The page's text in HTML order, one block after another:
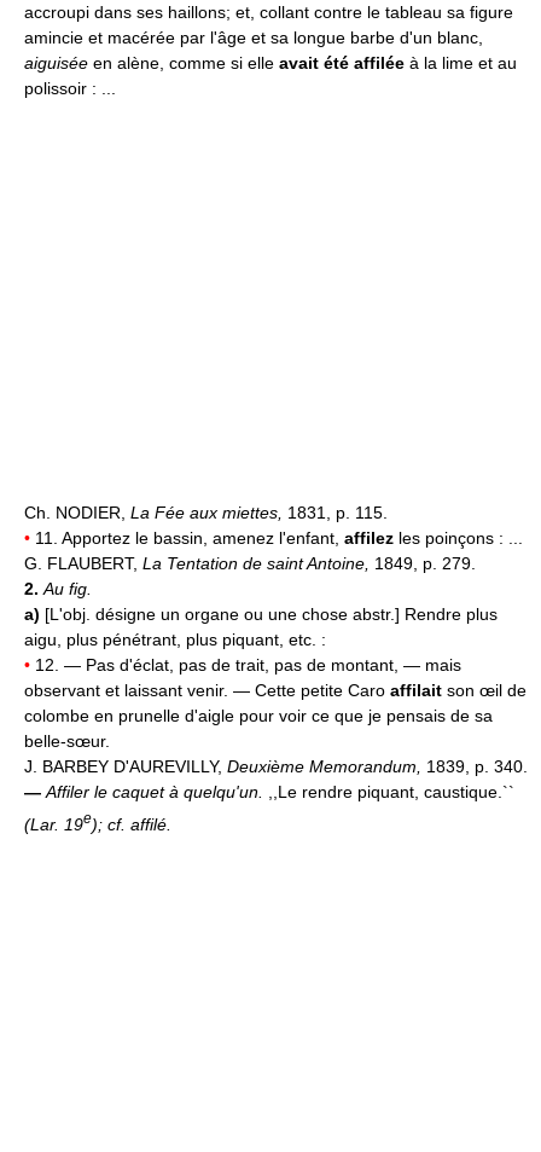
accroupi dans ses haillons; et, collant contre le tableau sa figure
amincie et macérée par l'âge et sa longue barbe d'un blanc,
aiguisée en alène, comme si elle avait été affilée à la lime et au
polissoir : ...
Ch. NODIER, La Fée aux miettes, 1831, p. 115.
• 11. Apportez le bassin, amenez l'enfant, affilez les poinçons : ...
G. FLAUBERT, La Tentation de saint Antoine, 1849, p. 279.
2. Au fig.
a) [L'obj. désigne un organe ou une chose abstr.] Rendre plus
aigu, plus pénétrant, plus piquant, etc. :
• 12. — Pas d'éclat, pas de trait, pas de montant, — mais
observant et laissant venir. — Cette petite Caro affilait son œil de
colombe en prunelle d'aigle pour voir ce que je pensais de sa
belle-sœur.
J. BARBEY D'AUREVILLY, Deuxième Memorandum, 1839, p. 340.
— Affiler le caquet à quelqu'un.
,,Le rendre piquant, caustique.``
(Lar. 19e); cf. affilé.